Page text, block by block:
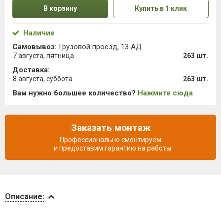
Описание:
В корзину Купить в 1 клик
Наличие
Самовывоз: Грузовой проезд, 13 АД
7 августа, пятница 263 шт.
Доставка:
8 августа, суббота 263 шт.
Вам нужно большее количество? Нажмите сюда
Заказать монтаж
Профессионально смонтируем
и предоставим гарантию на работы